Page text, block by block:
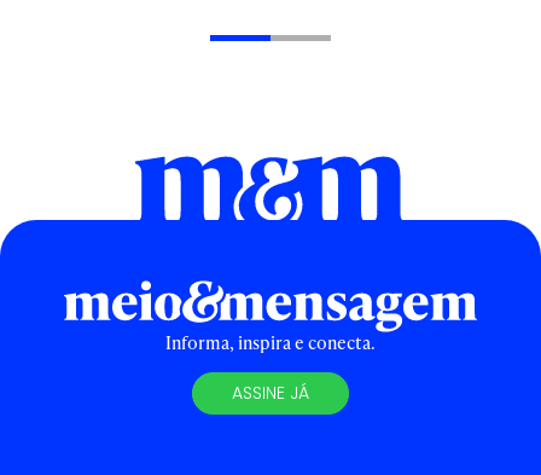
Informa, inspira e conecta.
ASSINE JÁ